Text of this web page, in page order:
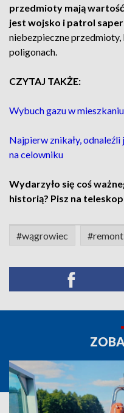
przedmioty mają
jest wojsko i patrol
niebezpieczne
poligonach.
CZYTAJ TAKŻE:
Wybuch gazu w
Najpierw znikały, odnaleźli
na celowniku
Wydarzyło się coś
historią? Pisz na
#wągrowiec #remont